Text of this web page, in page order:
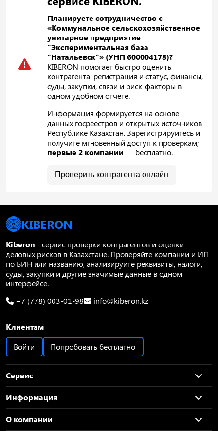
Планируете сотрудничество с
«Коммунальное сельскохозяйственное
унитарное предприятие
"Экспериментальная база
"Натальевск"» (УНП 600004178)?
KIBERON помогает быстро оценить
контрагента: регистрация и статус, финансы,
суды, закупки, связи и риск-факторы в
одном удобном отчёте.
Информация формируется на основе
данных госреестров и открытых источников
Республике Казахстан. Зарегистрируйтесь и
получите мгновенный доступ к проверкам;
первые 2 компании — бесплатно.
Проверить контрагента онлайн
KIBERON
Kiberon - сервис проверки контрагентов и оценки
деловых рисков в Казахстане. Проверяйте компании и ИП
по БИН или названию, анализируйте реквизиты, налоги,
суды, закупки и другие значимые данные в одном
интерфейсе.
+7 (778) 003-01-98
info@kiberon.kz
Клиентам
Войти
Попробовать бесплатно
Сервис
Информация
О компании